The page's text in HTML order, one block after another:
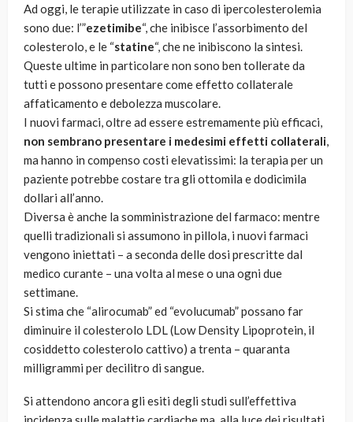
Ad oggi, le terapie utilizzate in caso di ipercolesterolemia
sono due: l’”ezetimibe“, che inibisce l’assorbimento del
colesterolo, e le “statine“, che ne inibiscono la sintesi.
Queste ultime in particolare non sono ben tollerate da
tutti e possono presentare come effetto collaterale
affaticamento e debolezza muscolare.
I nuovi farmaci, oltre ad essere estremamente più efficaci,
non sembrano presentare i medesimi effetti collaterali,
ma hanno in compenso costi elevatissimi: la terapia per un
paziente potrebbe costare tra gli ottomila e dodicimila
dollari all’anno.
Diversa è anche la somministrazione del farmaco: mentre
quelli tradizionali si assumono in pillola, i nuovi farmaci
vengono iniettati – a seconda delle dosi prescritte dal
medico curante – una volta al mese o una ogni due
settimane.
Si stima che “alirocumab” ed “evolucumab” possano far
diminuire il colesterolo LDL (Low Density Lipoprotein, il
cosiddetto colesterolo cattivo) a trenta – quaranta
milligrammi per decilitro di sangue.
Si attendono ancora gli esiti degli studi sull’effettiva